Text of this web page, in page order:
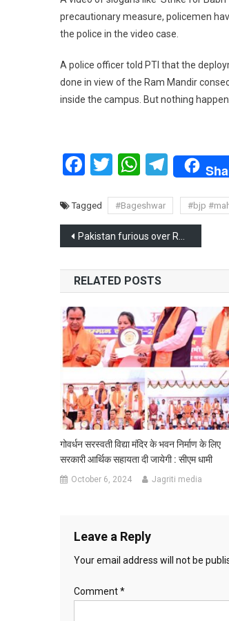
precautionary measure, policemen
the police in the video case.
A police officer told PTI that the
done in view of the Ram Mandir
inside the campus. But nothing
Facebook
Twitter
Tagged #Bageshwar #bjp
Post
navigation
Pakistan furious over Ramlala’s life consecration in Ram temple
RELATED POSTS
गोवर्धन सरस्वती विद्या मंदिर के भवन निर्माण के लिए
सरकारी आर्थिक सहायता दी जायेगी : सीएम धामी
October 6, 2024 Jagriti media
Leave a Reply
Your email address will not be
Comment*